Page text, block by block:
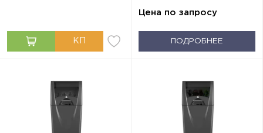
Цена по запросу
ПОДРОБНЕЕ